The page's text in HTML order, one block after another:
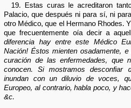
19. Estas curas le acreditaron
Palacio, que después ni para sí, ni
otro Médico, que el Hermano Rhodes.
que frecuentemente oía decir a
diferencia hay entre este Médico
Nación! Éstos mienten osadamente,
curación de las enfermedades, que
conocen. Si mostramos desconfiar
inundan con un diluvio de voces,
Europeo, al contrario, habla poco, y
&c.